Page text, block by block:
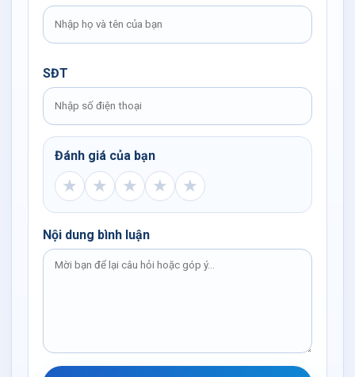
SĐT
Đánh giá của bạn
★ ★ ★ ★ ★
Nội dung bình luận